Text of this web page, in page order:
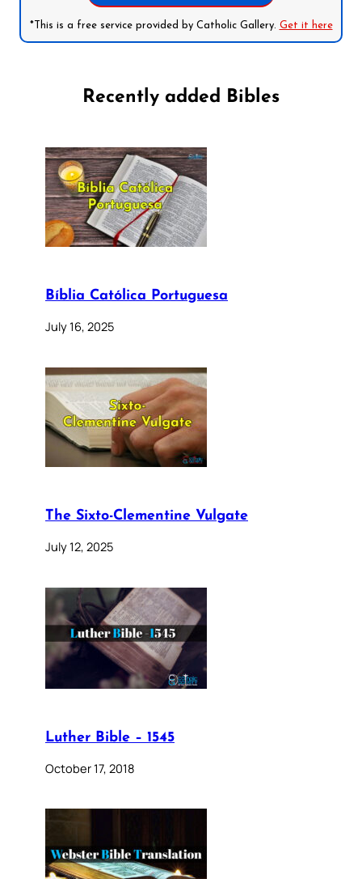
*This is a free service provided by Catholic Gallery. Get it here
Recently added Bibles
Bíblia Católica Portuguesa
July 16, 2025
The Sixto-Clementine Vulgate
July 12, 2025
Luther Bible – 1545
October 17, 2018